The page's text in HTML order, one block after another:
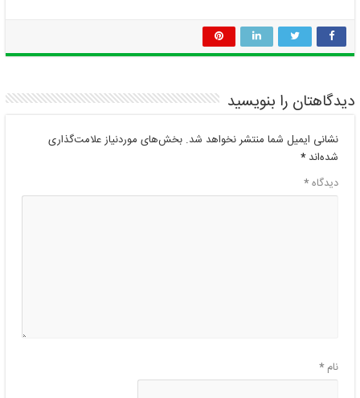
دیدگاهتان را بنویسید
نشانی ایمیل شما منتشر نخواهد شد. بخش‌های موردنیاز علامت‌گذاری
شده‌اند*
دیدگاه*
نام*